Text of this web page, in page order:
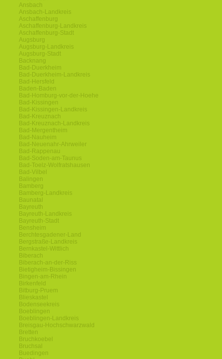
Ansbach
Ansbach-Landkreis
Aschaffenburg
Aschaffenburg-Landkreis
Aschaffenburg-Stadt
Augsburg
Augsburg-Landkreis
Augsburg-Stadt
Backnang
Bad-Duerkheim
Bad-Duerkheim-Landkreis
Bad-Hersfeld
Baden-Baden
Bad-Homburg-vor-der-Hoehe
Bad-Kissingen
Bad-Kissingen-Landkreis
Bad-Kreuznach
Bad-Kreuznach-Landkreis
Bad-Mergentheim
Bad-Nauheim
Bad-Neuenahr-Ahrweiler
Bad-Rappenau
Bad-Soden-am-Taunus
Bad-Toelz-Wolfratshausen
Bad-Vilbel
Balingen
Bamberg
Bamberg-Landkreis
Baunatal
Bayreuth
Bayreuth-Landkreis
Bayreuth-Stadt
Bensheim
Berchtesgadener-Land
Bergstraße-Landkreis
Bernkastel-Wittlich
Biberach
Biberach-an-der-Riss
Bietigheim-Bissingen
Bingen-am-Rhein
Birkenfeld
Bitburg-Pruem
Blieskastel
Bodenseekreis
Boeblingen
Boeblingen-Landkreis
Breisgau-Hochschwarzwald
Bretten
Bruchkoebel
Bruchsal
Buedingen